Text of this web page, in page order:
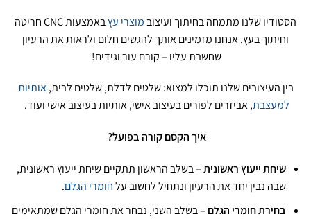
הסטודיו שלנו מתמחה בחיתוך ועיצובמוצרי עץ
באמצעות CNC חריטה
וחיתוך בעץ. אנחנו מזמינים אותך להגשים חלום ולראות את הרעיון
שחשבת עליו – קורם עור וגידים!
בין העיצובים שלנו תוכלו למצוא: שלטים לדלת, שלטים לבית,אותיות
למעצבת, אביזרים לפורים בעיצוב אישי, אותיות בעיצוב אישי ועוד.
איך הקסם קורה בפועל?
שיחת ייעוץ ראשונית– בשלב הראשון תתקיים שיחת ייעוץ ראשונית,
שבה נבין יחד את הרעיון ונתחיל לחשוב עלחומרי הגלם.
בחירת חומרי הגלם – בשלב השני, נבחר את חומרי הגלם שמתאימים